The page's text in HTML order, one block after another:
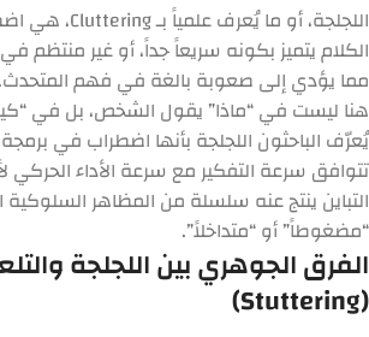
اللجلجة، أو ما يُعرف علمياً بـCluttering، هي
الكلام يتميز بكونه سريعاً جداً، أو غير منتظم
مما يؤدي إلى صعوبة بالغة في فهم
هنا ليست في “ماذا” يقول الشخص، بل في
يُعرّف الباحثون اللجلجة بأنها اضطراب في برمجة
تتوافق سرعة التفكير مع سرعة الأداء الحركي
التباين ينتج عنه سلسلة من المظاهر السلوكية
“مضغوطاً” أو “متداخلاً”.
الفرق الجوهري بين اللجلجة
(Stuttering)